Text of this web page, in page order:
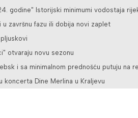
godine" Istorijski minimumi vodostaja
u završnu fazu ili dobija novi zaplet
otvaraju novu sezonu
i sa minimalnom prednošću putuju na
koncerta Dine Merlina u Kraljevu